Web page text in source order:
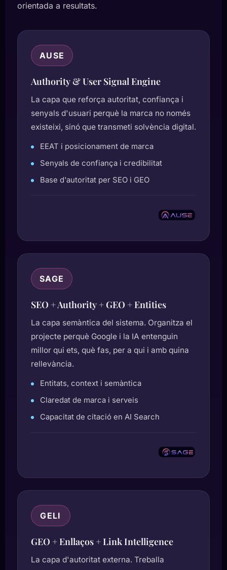
orientada a resultats.
AUSE
Authority & User Signal Engine
La capa que reforça autoritat, confiança i
senyals d'usuari perquè la marca no només
existeixi, sinó que transmeti solvència digital.
EEAT i posicionament de marca
Senyals de confiança i credibilitat
Base d'autoritat per SEO i GEO
SAGE
SEO + Authority + GEO + Entities
La capa semàntica del sistema. Organitza el
projecte perquè Google i la IA entenguin
millor qui ets, què fas, per a qui i amb quina
rellevància.
Entitats, context i semàntica
Claredat de marca i serveis
Capacitat de citació en AI Search
GELI
GEO + Enllaços + Link Intelligence
La capa d'autoritat externa. Treballa